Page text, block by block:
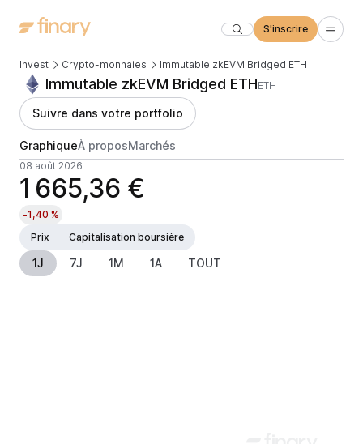
S'inscrire
Invest Crypto-monnaies Immutable zkEVM Bridged ETH
Immutable zkEVM Bridged ETHETH
Suivre dans votre portfolio
GraphiqueÀ proposMarchés
08 août 2026
1 665,36 €
-1,40 %
Prix
Capitalisation boursière
1J 7J 1M 1A TOUT